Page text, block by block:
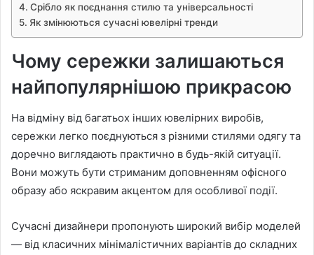
Срібло як поєднання стилю та універсальності
Як змінюються сучасні ювелірні тренди
Чому сережки залишаються
найпопулярнішою прикрасою
На відміну від багатьох інших ювелірних виробів,
сережки легко поєднуються з різними стилями одягу та
доречно виглядають практично в будь-якій ситуації.
Вони можуть бути стриманим доповненням офісного
образу або яскравим акцентом для особливої події.
Сучасні дизайнери пропонують широкий вибір моделей
— від класичних мінімалістичних варіантів до складних